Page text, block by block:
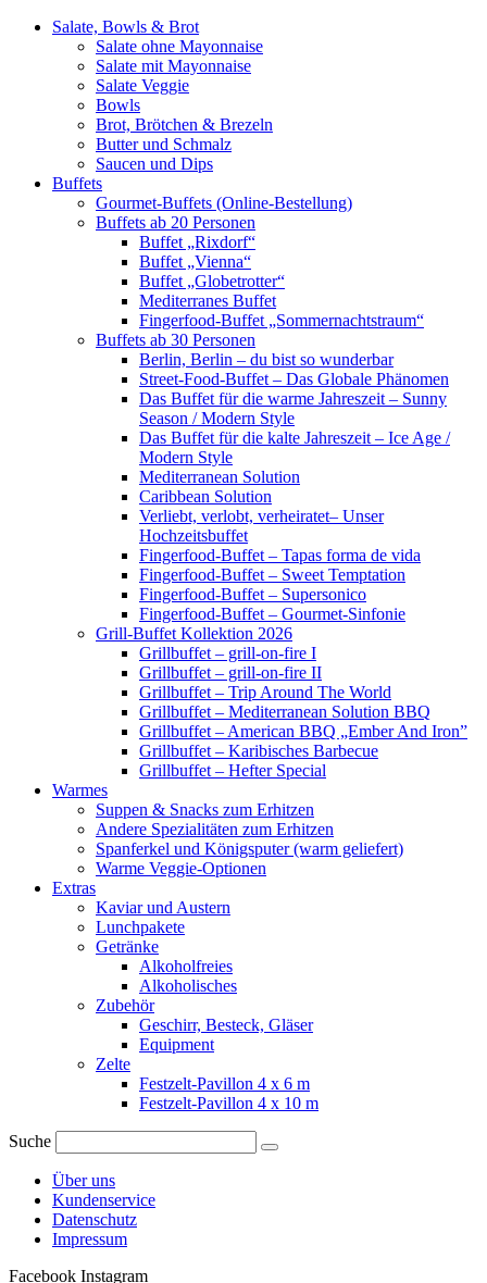
Salate, Bowls & Brot
Salate ohne Mayonnaise
Salate mit Mayonnaise
Salate Veggie
Bowls
Brot, Brötchen & Brezeln
Butter und Schmalz
Saucen und Dips
Buffets
Gourmet-Buffets (Online-Bestellung)
Buffets ab 20 Personen
Buffet „Rixdorf“
Buffet „Vienna“
Buffet „Globetrotter“
Mediterranes Buffet
Fingerfood-Buffet „Sommernachtstraum“
Buffets ab 30 Personen
Berlin, Berlin – du bist so wunderbar
Street-Food-Buffet – Das Globale Phänomen
Das Buffet für die warme Jahreszeit – Sunny
Season / Modern Style
Das Buffet für die kalte Jahreszeit – Ice Age /
Modern Style
Mediterranean Solution
Caribbean Solution
Verliebt, verlobt, verheiratet– Unser
Hochzeitsbuffet
Fingerfood-Buffet – Tapas forma de vida
Fingerfood-Buffet – Sweet Temptation
Fingerfood-Buffet – Supersonico
Fingerfood-Buffet – Gourmet-Sinfonie
Grill-Buffet Kollektion 2026
Grillbuffet – grill-on-fire I
Grillbuffet – grill-on-fire II
Grillbuffet – Trip Around The World
Grillbuffet – Mediterranean Solution BBQ
Grillbuffet – American BBQ „Ember And Iron”
Grillbuffet – Karibisches Barbecue
Grillbuffet – Hefter Special
Warmes
Suppen & Snacks zum Erhitzen
Andere Spezialitäten zum Erhitzen
Spanferkel und Königsputer (warm geliefert)
Warme Veggie-Optionen
Extras
Kaviar und Austern
Lunchpakete
Getränke
Alkoholfreies
Alkoholisches
Zubehör
Geschirr, Besteck, Gläser
Equipment
Zelte
Festzelt-Pavillon 4 x 6 m
Festzelt-Pavillon 4 x 10 m
Suche
Über uns
Kundenservice
Datenschutz
Impressum
Facebook Instagram